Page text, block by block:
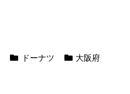
ドーナツ 大阪府